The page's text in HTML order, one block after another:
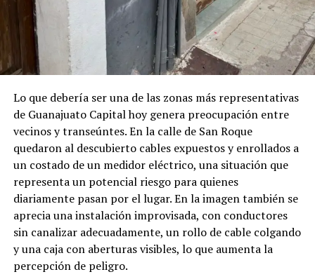
Lo que debería ser una de las zonas más representativas
de Guanajuato Capital hoy genera preocupación entre
vecinos y transeúntes. En la calle de San Roque
quedaron al descubierto cables expuestos y enrollados a
un costado de un medidor eléctrico, una situación que
representa un potencial riesgo para quienes
diariamente pasan por el lugar. En la imagen también se
aprecia una instalación improvisada, con conductores
sin canalizar adecuadamente, un rollo de cable colgando
y una caja con aberturas visibles, lo que aumenta la
percepción de peligro.